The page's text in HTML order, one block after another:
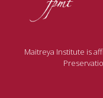
Maitreya Institute is